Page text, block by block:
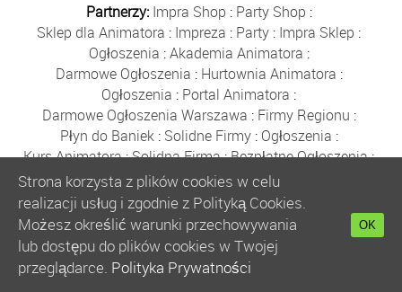
Partnerzy: Impra Shop : Party Shop :
Sklep dla Animatora : Impreza : Party : Impra Sklep :
Ogłoszenia :Akademia Animatora :
Darmowe Ogłoszenia : Hurtownia Animatora :
Ogłoszenia : Portal Animatora :
Darmowe Ogłoszenia Warszawa : Firmy Regionu :
Płyn do Baniek: Solidne Firmy: Ogłoszenia :
Kurs Animatora:Solidna Firma:Bezpłatne Ogłoszenia:
Animator Czasu Wolnego:
Bezpłatne Ogłoszenia Warszawa:sklep animatora
Bańki Mydlane:Bezpłatne Ogłoszenia
Szkolenie Animatorów:Kurs Animatora
:
Kurs Animatora Warszawa :Rumia
Kurs Animatora Poznań:
Strona korzysta z plików cookies w celu
realizacji usług i zgodnie z Polityką Cookies.
Możesz określić warunki przechowywania
lub dostępu do plików cookies w Twojej
przeglądarce. Polityka Prywatności
OK